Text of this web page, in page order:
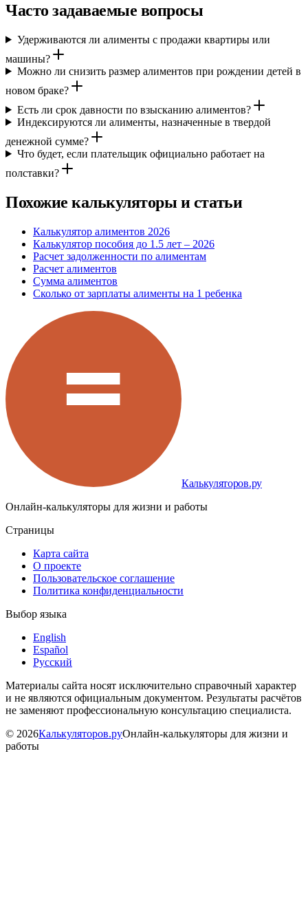
Часто задаваемые вопросы
Удерживаются ли алименты с продажи квартиры или
машины?
Можно ли снизить размер алиментов при рождении детей в
новом браке?
Есть ли срок давности по взысканию алиментов?
Индексируются ли алименты, назначенные в твердой
денежной сумме?
Что будет, если плательщик официально работает на
полставки?
Похожие калькуляторы и статьи
Калькулятор алиментов 2026
Калькулятор пособия до 1.5 лет – 2026
Расчет задолженности по алиментам
Расчет алиментов
Сумма алиментов
Сколько от зарплаты алименты на 1 ребенка
Калькуляторов.ру
Онлайн-калькуляторы для жизни и работы
Страницы
Карта сайта
О проекте
Пользовательское соглашение
Политика конфиденциальности
Выбор языка
English
Español
Русский
Материалы сайта носят исключительно справочный характер
и не являются официальным документом. Результаты расчётов
не заменяют профессиональную консультацию специалиста.
© 2026Калькуляторов.руОнлайн-калькуляторы для жизни и
работы